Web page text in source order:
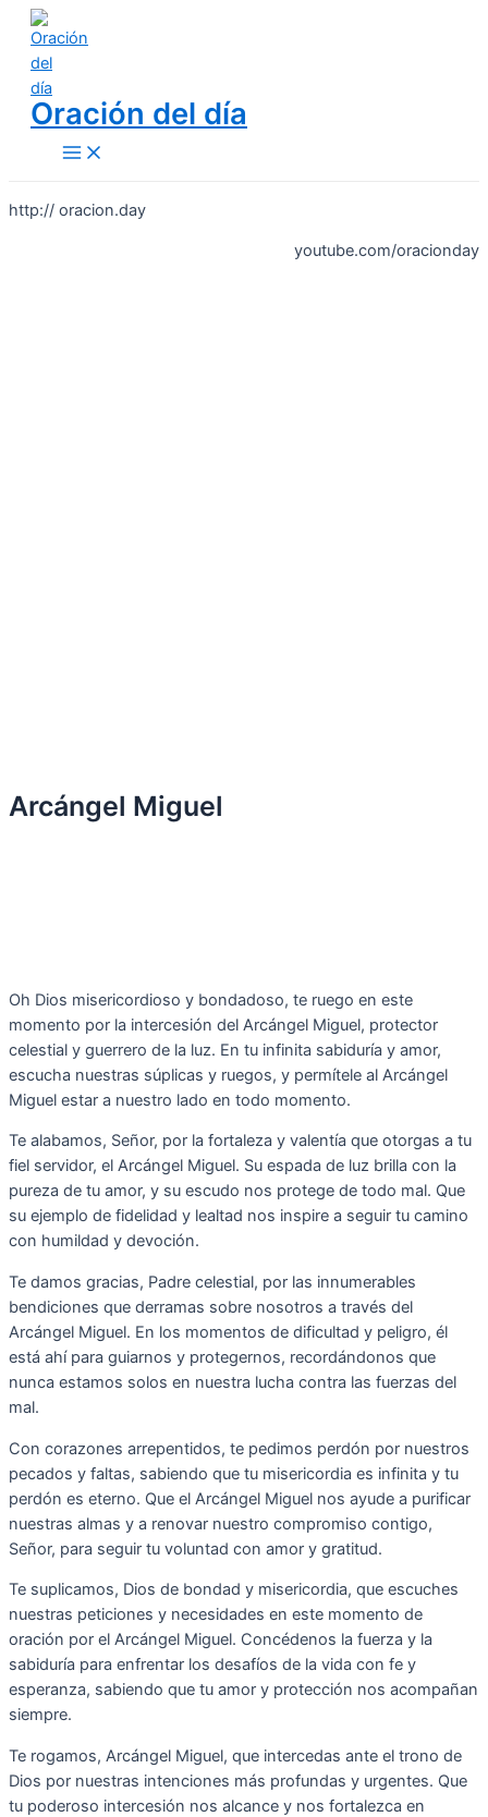
Skip
content
Oración del día
Main
Menu
http:// oracion.day
youtube.com/oracionday
Arcángel Miguel
Oh Dios misericordioso y bondadoso, te ruego en este
momento por la intercesión del Arcángel Miguel, protector
celestial y guerrero de la luz. En tu infinita sabiduría y amor,
escucha nuestras súplicas y ruegos, y permítele al Arcángel
Miguel estar a nuestro lado en todo momento.
Te alabamos, Señor, por la fortaleza y valentía que otorgas a tu
fiel servidor, el Arcángel Miguel. Su espada de luz brilla con la
pureza de tu amor, y su escudo nos protege de todo mal. Que
su ejemplo de fidelidad y lealtad nos inspire a seguir tu camino
con humildad y devoción.
Te damos gracias, Padre celestial, por las innumerables
bendiciones que derramas sobre nosotros a través del
Arcángel Miguel. En los momentos de dificultad y peligro, él
está ahí para guiarnos y protegernos, recordándonos que
nunca estamos solos en nuestra lucha contra las fuerzas del
mal.
Con corazones arrepentidos, te pedimos perdón por nuestros
pecados y faltas, sabiendo que tu misericordia es infinita y tu
perdón es eterno. Que el Arcángel Miguel nos ayude a purificar
nuestras almas y a renovar nuestro compromiso contigo,
Señor, para seguir tu voluntad con amor y gratitud.
Te suplicamos, Dios de bondad y misericordia, que escuches
nuestras peticiones y necesidades en este momento de
oración por el Arcángel Miguel. Concédenos la fuerza y la
sabiduría para enfrentar los desafíos de la vida con fe y
esperanza, sabiendo que tu amor y protección nos acompañan
siempre.
Te rogamos, Arcángel Miguel, que intercedas ante el trono de
Dios por nuestras intenciones más profundas y urgentes. Que
tu poderoso intercesión nos alcance y nos fortalezca en